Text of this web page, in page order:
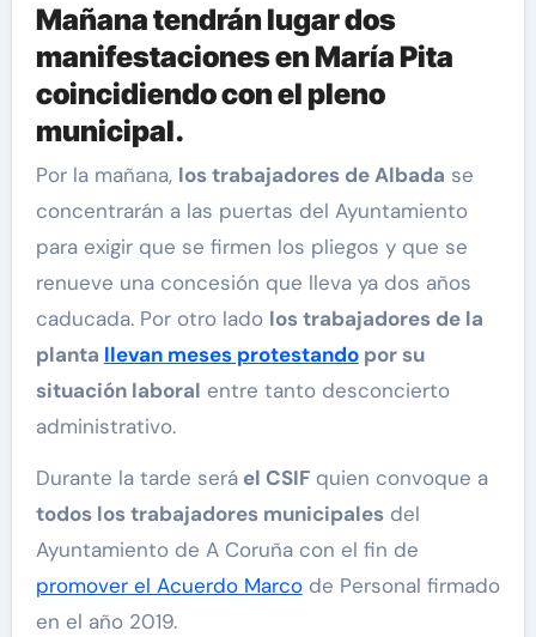
Mañana tendrán lugar dos
manifestaciones en María Pita
coincidiendo con el pleno
municipal.
Por la mañana, los trabajadores de Albada se
concentrarán a las puertas del Ayuntamiento
para exigir que se firmen los pliegos y que se
renueve una concesión que lleva ya dos años
caducada. Por otro lado los trabajadores de la
planta llevan meses protestandopor su
situación laboral entre tanto desconcierto
administrativo.
Durante la tarde seráel CSIFquien convoque a
todos los trabajadores municipalesdel
Ayuntamiento de A Coruña con el fin de
promover el Acuerdo Marcode Personal firmado
en el año 2019.